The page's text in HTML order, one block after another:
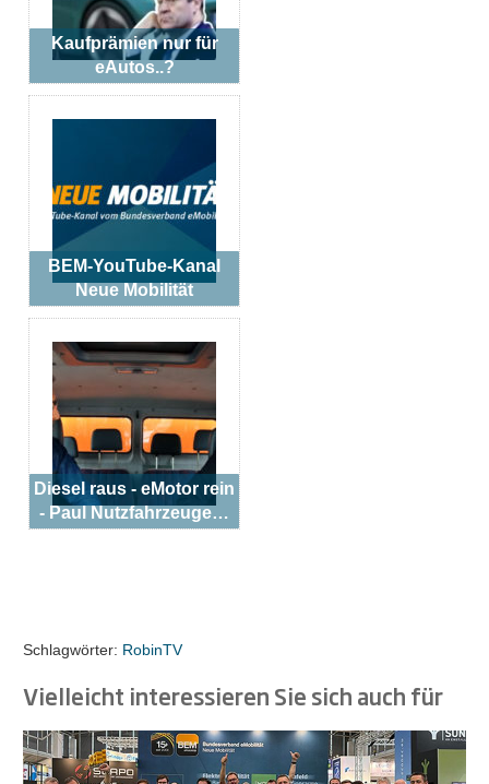
Kaufprämien nur für
eAutos..?
BEM-YouTube-Kanal
Neue Mobilität
Diesel raus - eMotor rein
- Paul Nutzfahrzeuge…
Schlagwörter: RobinTV
Vielleicht interessieren Sie sich auch für